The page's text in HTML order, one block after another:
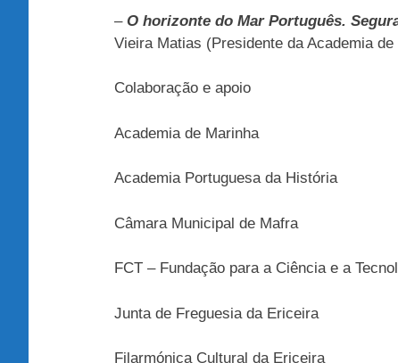
– O horizonte do Mar Português.
Vieira Matias (Presidente da Academia de
Colaboração e apoio
Academia de Marinha
Academia Portuguesa da História
Câmara Municipal de Mafra
FCT – Fundação para a Ciência e a
Junta de Freguesia da Ericeira
Filarmónica Cultural da Ericeira